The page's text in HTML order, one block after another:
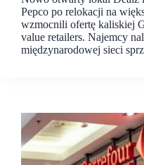
Pepco po relokacji na
wzmocnili ofertę kaliskiej
value retailers. Najemcy
międzynarodowej sieci